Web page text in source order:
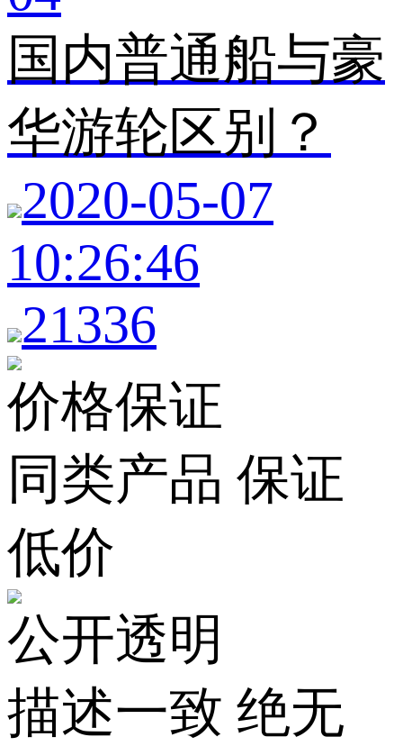
国内普通船与豪
华游轮区别？
2020-05-07
10:26:46
21336
价格保证
同类产品 保证
低价
公开透明
描述一致 绝无